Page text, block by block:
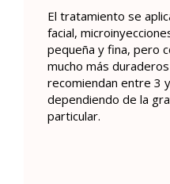
El tratamiento se
facial,
pequeña y fina, pero
mucho más
recomiendan entre 3
dependiendo de la
particular.